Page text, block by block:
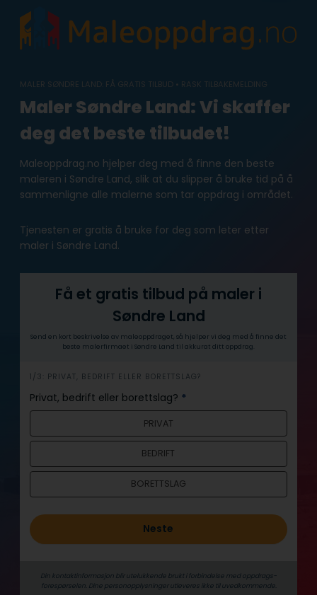
content
MALER SØNDRE LAND: FÅ GRATIS TILBUD • RASK TILBAKEMELDING
Maler Søndre Land: Vi skaffer
deg det beste tilbudet!
Maleoppdrag.no hjelper deg med å finne den beste
maleren i Søndre Land, slik at du slipper å bruke tid på å
sammenligne alle malerne som tar oppdrag i området.
Tjenesten er gratis å bruke for deg som leter etter
maler i Søndre Land.
Få et gratis tilbud på maler i
Søndre Land
Send en kort beskrivelse av maleoppdraget, så hjelper vi deg med å finne det
beste malerfirmaet i Søndre Land til akkurat ditt oppdrag.
h
e
r
1/3: PRIVAT, BEDRIFT ELLER BORETTSLAG?
Privat, bedrift eller borettslag? *
PRIVAT
BEDRIFT
BORETTSLAG
Neste
Din kontaktinformasjon blir utelukkende brukt i forbindelse med oppdrags­
forespørselen. Dine person­­opplysninger utleveres ikke til uvedkommende.